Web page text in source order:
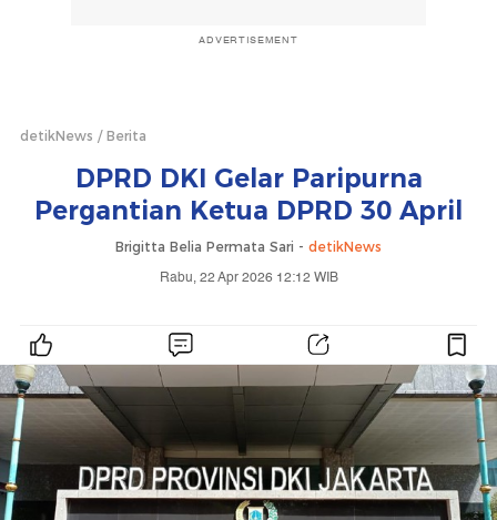
ADVERTISEMENT
detikNews Berita
DPRD DKI Gelar Paripurna
Pergantian Ketua DPRD 30 April
Brigitta Belia Permata Sari - detikNews
Rabu, 22 Apr 2026 12:12 WIB